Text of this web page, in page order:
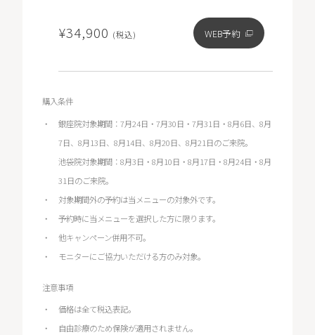
¥34,900 (税込) WEB予約
購入条件
銀座院対象期間：7月24日・7月30日・7月31日・8月6日、8月
7日、8月13日、8月14日、8月20日、8月21日のご来院。
池袋院対象期間：8月3日・8月10日・8月17日・8月24日・8月
31日のご来院。
対象期間外の予約は当メニューの対象外です。
予約時に当メニューを選択した方に限ります。
他キャンペーン併用不可。
モニターにご協力いただける方のみ対象。
注意事項
価格は全て税込表記。
自由診療のため保険が適用されません。